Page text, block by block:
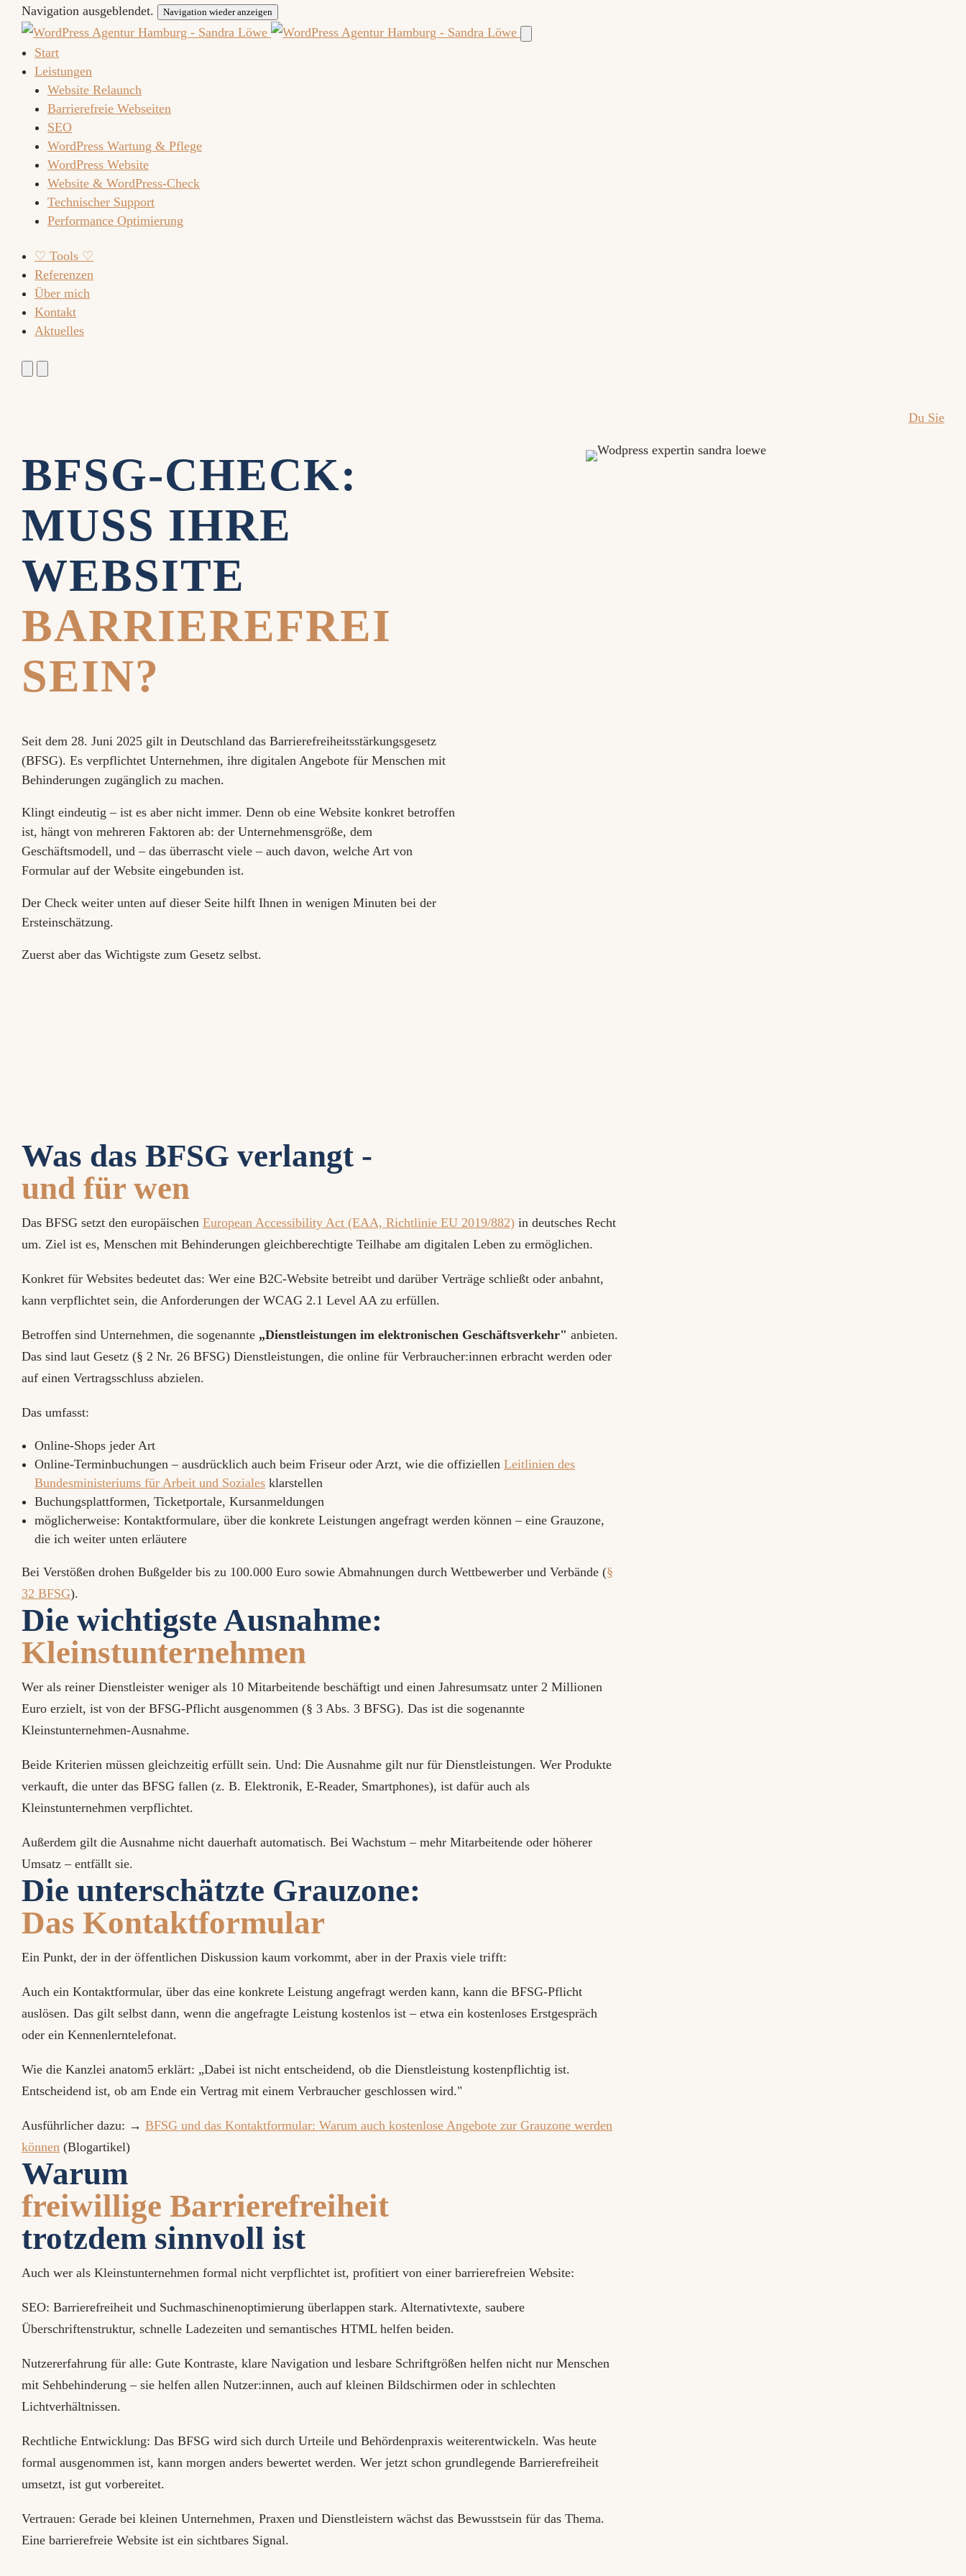
Navigation ausgeblendet. Navigation wieder anzeigen
Start
Leistungen
Website Relaunch
Barrierefreie Webseiten
SEO
WordPress Wartung & Pflege
WordPress Website
Website & WordPress-Check
Technischer Support
Performance Optimierung
♡ Tools ♡
Referenzen
Über mich
Kontakt
Aktuelles
Du Sie
BFSG-CHECK:
MUSS IHRE
WEBSITE
BARRIEREFREI
SEIN?
Seit dem 28. Juni 2025 gilt in Deutschland das Barrierefreiheitsstärkungsgesetz
(BFSG). Es verpflichtet Unternehmen, ihre digitalen Angebote für Menschen mit
Behinderungen zugänglich zu machen.
Klingt eindeutig – ist es aber nicht immer. Denn ob eine Website konkret betroffen
ist, hängt von mehreren Faktoren ab: der Unternehmensgröße, dem
Geschäftsmodell, und – das überrascht viele – auch davon, welche Art von
Formular auf der Website eingebunden ist.
Der Check weiter unten auf dieser Seite hilft Ihnen in wenigen Minuten bei der
Ersteinschätzung.
Zuerst aber das Wichtigste zum Gesetz selbst.
Was das BFSG verlangt -
und für wen
Das BFSG setzt den europäischen European Accessibility Act (EAA, Richtlinie EU 2019/882) in deutsches Recht
um. Ziel ist es, Menschen mit Behinderungen gleichberechtigte Teilhabe am digitalen Leben zu ermöglichen.
Konkret für Websites bedeutet das: Wer eine B2C-Website betreibt und darüber Verträge schließt oder anbahnt,
kann verpflichtet sein, die Anforderungen der WCAG 2.1 Level AA zu erfüllen.
Betroffen sind Unternehmen, die sogenannte „Dienstleistungen im elektronischen Geschäftsverkehr" anbieten.
Das sind laut Gesetz (§ 2 Nr. 26 BFSG) Dienstleistungen, die online für Verbraucher:innen erbracht werden oder
auf einen Vertragsschluss abzielen.
Das umfasst:
Online-Shops jeder Art
Online-Terminbuchungen – ausdrücklich auch beim Friseur oder Arzt, wie die offiziellen Leitlinien des
Bundesministeriums für Arbeit und Soziales klarstellen
Buchungsplattformen, Ticketportale, Kursanmeldungen
möglicherweise: Kontaktformulare, über die konkrete Leistungen angefragt werden können – eine Grauzone,
die ich weiter unten erläutere
Bei Verstößen drohen Bußgelder bis zu 100.000 Euro sowie Abmahnungen durch Wettbewerber und Verbände (§
32 BFSG).
Die wichtigste Ausnahme:
Kleinstunternehmen
Wer als reiner Dienstleister weniger als 10 Mitarbeitende beschäftigt und einen Jahresumsatz unter 2 Millionen
Euro erzielt, ist von der BFSG-Pflicht ausgenommen (§ 3 Abs. 3 BFSG). Das ist die sogenannte
Kleinstunternehmen-Ausnahme.
Beide Kriterien müssen gleichzeitig erfüllt sein. Und: Die Ausnahme gilt nur für Dienstleistungen. Wer Produkte
verkauft, die unter das BFSG fallen (z. B. Elektronik, E-Reader, Smartphones), ist dafür auch als
Kleinstunternehmen verpflichtet.
Außerdem gilt die Ausnahme nicht dauerhaft automatisch. Bei Wachstum – mehr Mitarbeitende oder höherer
Umsatz – entfällt sie.
Die unterschätzte Grauzone:
Das Kontaktformular
Ein Punkt, der in der öffentlichen Diskussion kaum vorkommt, aber in der Praxis viele trifft:
Auch ein Kontaktformular, über das eine konkrete Leistung angefragt werden kann, kann die BFSG-Pflicht
auslösen. Das gilt selbst dann, wenn die angefragte Leistung kostenlos ist – etwa ein kostenloses Erstgespräch
oder ein Kennenlerntelefonat.
Wie die Kanzlei anatom5 erklärt: „Dabei ist nicht entscheidend, ob die Dienstleistung kostenpflichtig ist.
Entscheidend ist, ob am Ende ein Vertrag mit einem Verbraucher geschlossen wird."
Ausführlicher dazu: → BFSG und das Kontaktformular: Warum auch kostenlose Angebote zur Grauzone werden
können (Blogartikel)
Warum
freiwillige Barrierefreiheit
trotzdem sinnvoll ist
Auch wer als Kleinstunternehmen formal nicht verpflichtet ist, profitiert von einer barrierefreien Website:
SEO: Barrierefreiheit und Suchmaschinenoptimierung überlappen stark. Alternativtexte, saubere
Überschriftenstruktur, schnelle Ladezeiten und semantisches HTML helfen beiden.
Nutzererfahrung für alle: Gute Kontraste, klare Navigation und lesbare Schriftgrößen helfen nicht nur Menschen
mit Sehbehinderung – sie helfen allen Nutzer:innen, auch auf kleinen Bildschirmen oder in schlechten
Lichtverhältnissen.
Rechtliche Entwicklung: Das BFSG wird sich durch Urteile und Behördenpraxis weiterentwickeln. Was heute
formal ausgenommen ist, kann morgen anders bewertet werden. Wer jetzt schon grundlegende Barrierefreiheit
umsetzt, ist gut vorbereitet.
Vertrauen: Gerade bei kleinen Unternehmen, Praxen und Dienstleistern wächst das Bewusstsein für das Thema.
Eine barrierefreie Website ist ein sichtbares Signal.